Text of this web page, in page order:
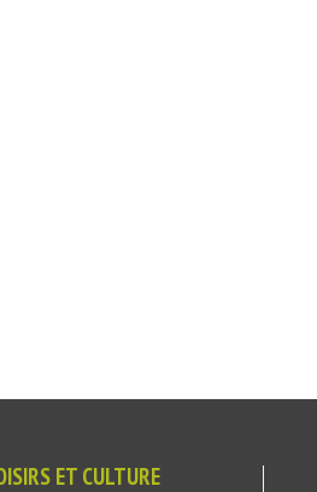
ET CULTURE